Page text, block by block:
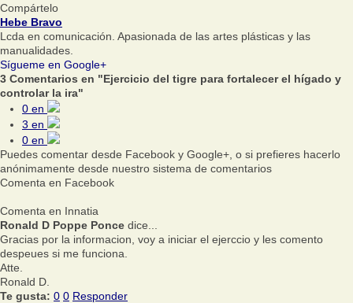
Compártelo
Hebe Bravo
Lcda en comunicación. Apasionada de las artes plásticas y las
manualidades.
Sígueme en Google+
3 Comentarios en "Ejercicio del tigre para fortalecer el hígado y
controlar la ira"
0 en
3 en
0 en
Puedes comentar desde Facebook y Google+, o si prefieres hacerlo
anónimamente desde nuestro sistema de comentarios
Comenta en Facebook
Comenta en Innatia
Ronald D Poppe Ponce dice...
Gracias por la informacion, voy a iniciar el ejerccio y les comento
despeues si me funciona.
Atte.
Ronald D.
Te gusta: 0 0 Responder